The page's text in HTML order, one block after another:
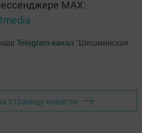
MАХ:
Telegram-канал "Шешминская
страницу новости